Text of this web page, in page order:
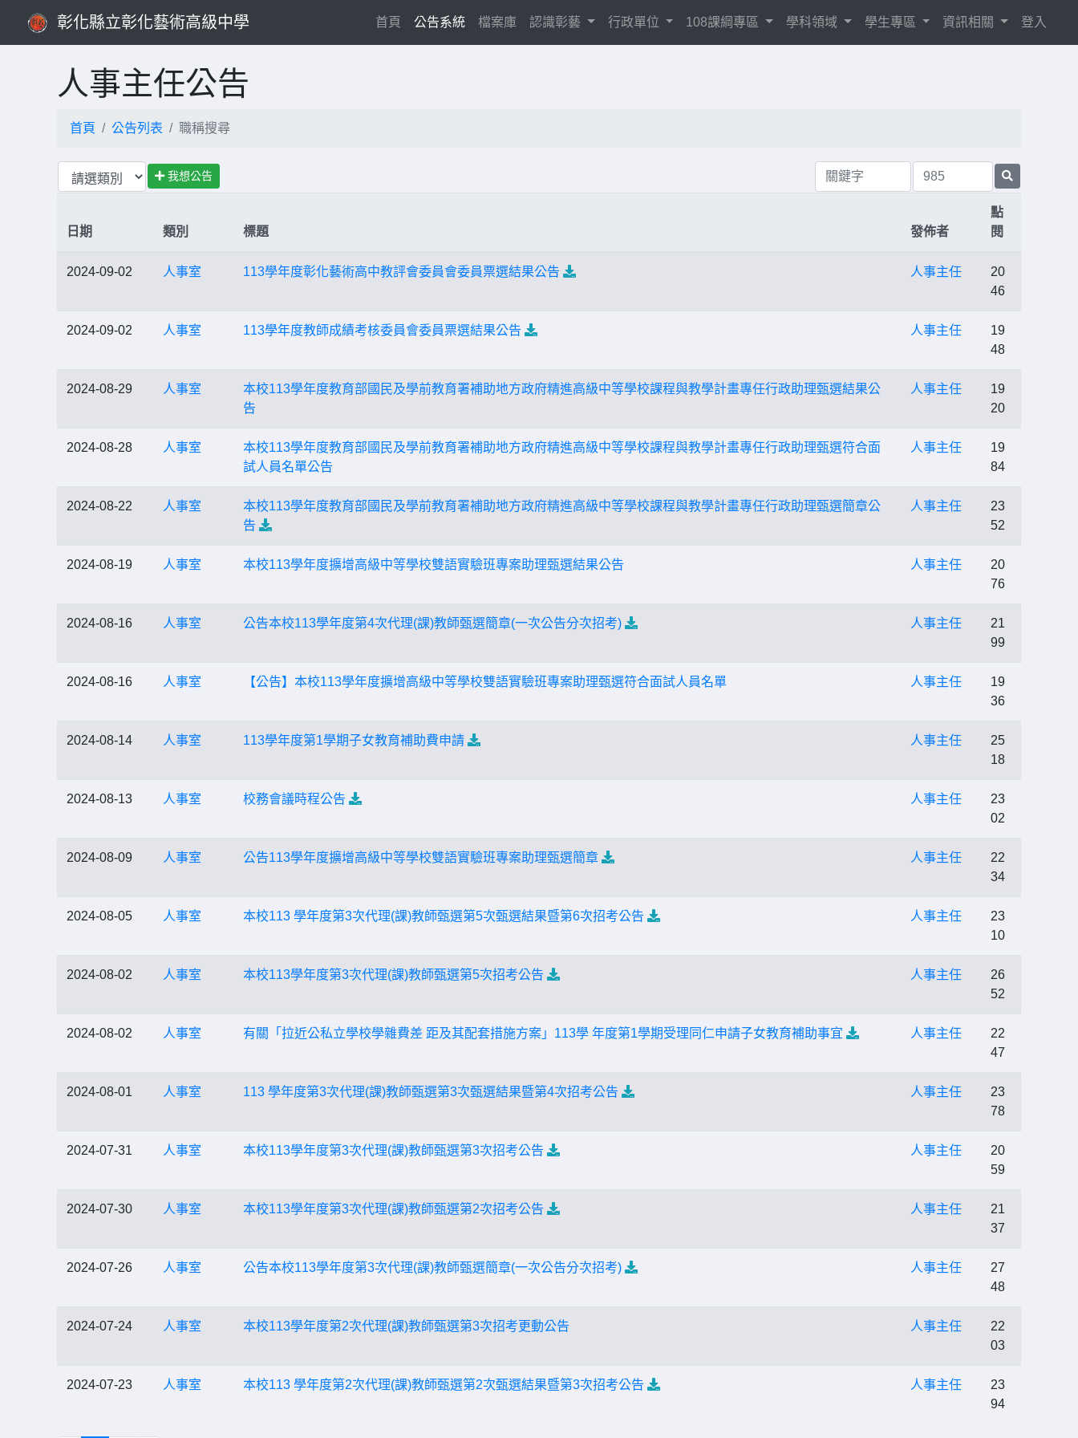
彰化縣立彰化藝術高級中學 首頁(current)
公告系統 檔案庫 認識彰藝 行政單位 108課綱專區 學科領域 學生專區 資訊相關 登入
人事主任公告
首頁 公告列表 職稱搜尋
我想公告
日期 類別 標題 發佈者
點
閱
2024-09-02 人事室 113學年度彰化藝術高中教評會委員會委員票選結果公告 人事主任
20
46
2024-09-02 人事室 113學年度教師成績考核委員會委員票選結果公告 人事主任
19
48
2024-08-29 人事室
本校113學年度教育部國民及學前教育署補助地方政府精進高級中等學校課程與教學計畫專任行政助理甄選結果公
告
人事主任
19
20
2024-08-28 人事室
本校113學年度教育部國民及學前教育署補助地方政府精進高級中等學校課程與教學計畫專任行政助理甄選符合面
試人員名單公告
人事主任
19
84
2024-08-22 人事室
本校113學年度教育部國民及學前教育署補助地方政府精進高級中等學校課程與教學計畫專任行政助理甄選簡章公
告
人事主任
23
52
2024-08-19 人事室 本校113學年度擴增高級中等學校雙語實驗班專案助理甄選結果公告 人事主任
20
76
2024-08-16 人事室 公告本校113學年度第4次代理(課)教師甄選簡章(一次公告分次招考) 人事主任
21
99
2024-08-16 人事室 【公告】本校113學年度擴增高級中等學校雙語實驗班專案助理甄選符合面試人員名單 人事主任
19
36
2024-08-14 人事室 113學年度第1學期子女教育補助費申請 人事主任
25
18
2024-08-13 人事室 校務會議時程公告 人事主任
23
02
2024-08-09 人事室 公告113學年度擴增高級中等學校雙語實驗班專案助理甄選簡章 人事主任
22
34
2024-08-05 人事室 本校113 學年度第3次代理(課)教師甄選第5次甄選結果暨第6次招考公告 人事主任
23
10
2024-08-02 人事室 本校113學年度第3次代理(課)教師甄選第5次招考公告 人事主任
26
52
2024-08-02 人事室 有關「拉近公私立學校學雜費差 距及其配套措施方案」113學 年度第1學期受理同仁申請子女教育補助事宜 人事主任
22
47
2024-08-01 人事室 113 學年度第3次代理(課)教師甄選第3次甄選結果暨第4次招考公告 人事主任
23
78
2024-07-31 人事室 本校113學年度第3次代理(課)教師甄選第3次招考公告 人事主任
20
59
2024-07-30 人事室 本校113學年度第3次代理(課)教師甄選第2次招考公告 人事主任
21
37
2024-07-26 人事室 公告本校113學年度第3次代理(課)教師甄選簡章(一次公告分次招考) 人事主任
27
48
2024-07-24 人事室 本校113學年度第2次代理(課)教師甄選第3次招考更動公告 人事主任
22
03
2024-07-23 人事室 本校113 學年度第2次代理(課)教師甄選第2次甄選結果暨第3次招考公告 人事主任
23
94